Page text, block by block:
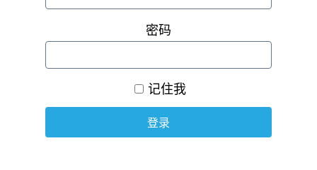
密码
记住我